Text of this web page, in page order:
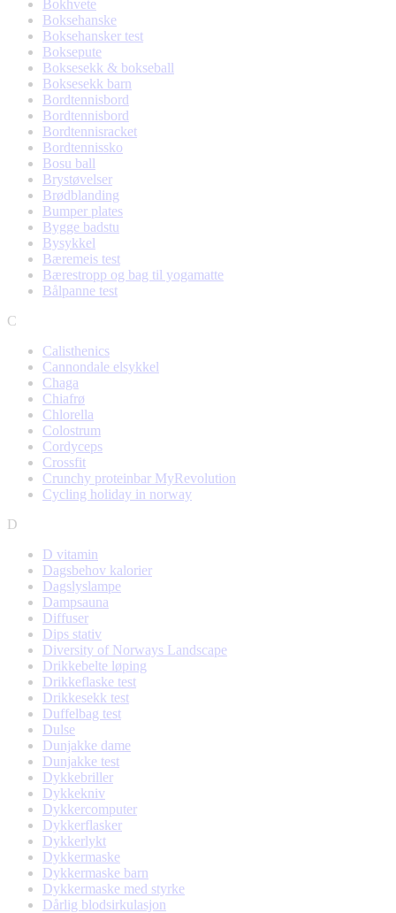
Bokhvete
Boksehanske
Boksehansker test
Boksepute
Boksesekk & bokseball
Boksesekk barn
Bordtennisbord
Bordtennisbord
Bordtennisracket
Bordtennissko
Bosu ball
Brystøvelser
Brødblanding
Bumper plates
Bygge badstu
Bysykkel
Bæremeis test
Bærestropp og bag til yogamatte
Bålpanne test
C
Calisthenics
Cannondale elsykkel
Chaga
Chiafrø
Chlorella
Colostrum
Cordyceps
Crossfit
Crunchy proteinbar MyRevolution
Cycling holiday in norway
D
D vitamin
Dagsbehov kalorier
Dagslyslampe
Dampsauna
Diffuser
Dips stativ
Diversity of Norways Landscape
Drikkebelte løping
Drikkeflaske test
Drikkesekk test
Duffelbag test
Dulse
Dunjakke dame
Dunjakke test
Dykkebriller
Dykkekniv
Dykkercomputer
Dykkerflasker
Dykkerlykt
Dykkermaske
Dykkermaske barn
Dykkermaske med styrke
Dårlig blodsirkulasjon